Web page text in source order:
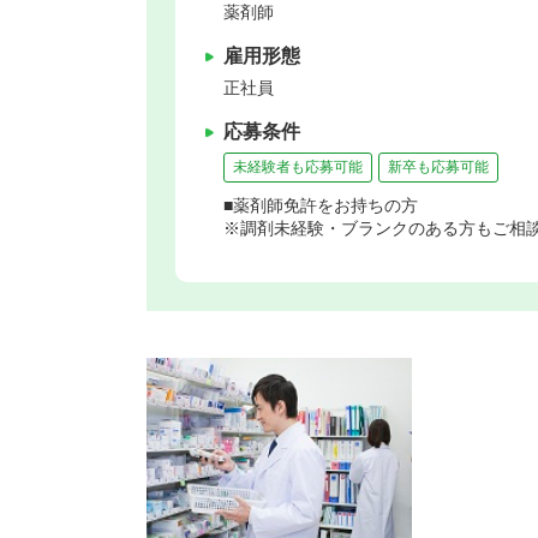
薬剤師
雇用形態
正社員
応募条件
未経験者も応募可能 新卒も応募可能
■薬剤師免許をお持ちの方
※調剤未経験・ブランクのある方もご相